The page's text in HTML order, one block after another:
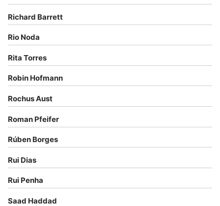
Richard Barrett
Rio Noda
Rita Torres
Robin Hofmann
Rochus Aust
Roman Pfeifer
Rúben Borges
Rui Dias
Rui Penha
Saad Haddad